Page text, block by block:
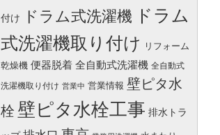
付け ドラム式洗濯機 ドラム
式洗濯機取り付け
リフォーム
乾燥機 便器脱着 全自動式洗濯機 全自動式
洗濯機取り付け 営業中 営業情報 壁ピタ水
栓 壁ピタ水栓工事 排水トラ